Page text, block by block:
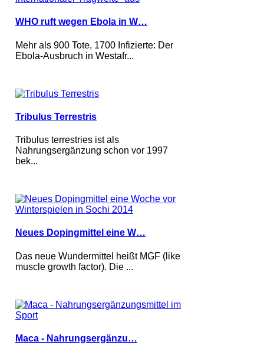
WHO ruft wegen Ebola in W…
Mehr als 900 Tote, 1700 Infizierte: Der
Ebola-Ausbruch in Westafr...
Tribulus Terrestris
Tribulus terrestries ist als
Nahrungsergänzung schon vor 1997
bek...
Neues Dopingmittel eine W…
Das neue Wundermittel heißt MGF (like
muscle growth factor). Die ...
Maca - Nahrungsergänzu…